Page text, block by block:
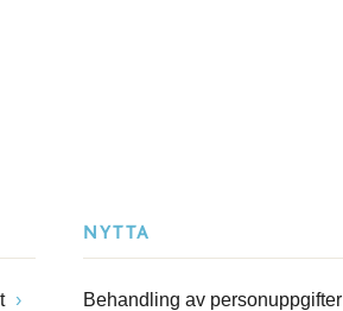
NYTTA
Behandling av personuppgifter